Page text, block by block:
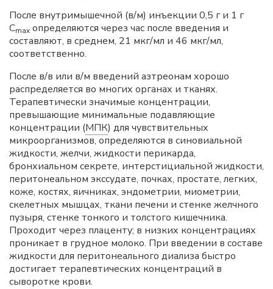
После внутримышечной (в/м) инъекции 0,5 г и 1 г
Сmax определяются через час после введения и
составляют, в среднем, 21 мкг/мл и 46 мкг/мл,
соответственно.
После в/в или в/м введений азтреонам хорошо
распределяется во многих органах и тканях.
Терапевтически значимые концентрации,
превышающие минимальные подавляющие
концентрации (МПК) для чувствительных
микроорганизмов, определяются в синовиальной
жидкости, желчи, жидкости перикарда,
бронхиальном секрете, интерстициальной жидкости,
перитонеальном экссудате, почках, простате, легких,
коже, костях, яичниках, эндометрии, миометрии,
скелетных мышцах, ткани печени и стенке желчного
пузыря, стенке тонкого и толстого кишечника.
Проходит через плаценту; в низких концентрациях
проникает в грудное молоко. При введении в составе
жидкости для перитонеального диализа быстро
достигает терапевтических концентраций в
сыворотке крови.